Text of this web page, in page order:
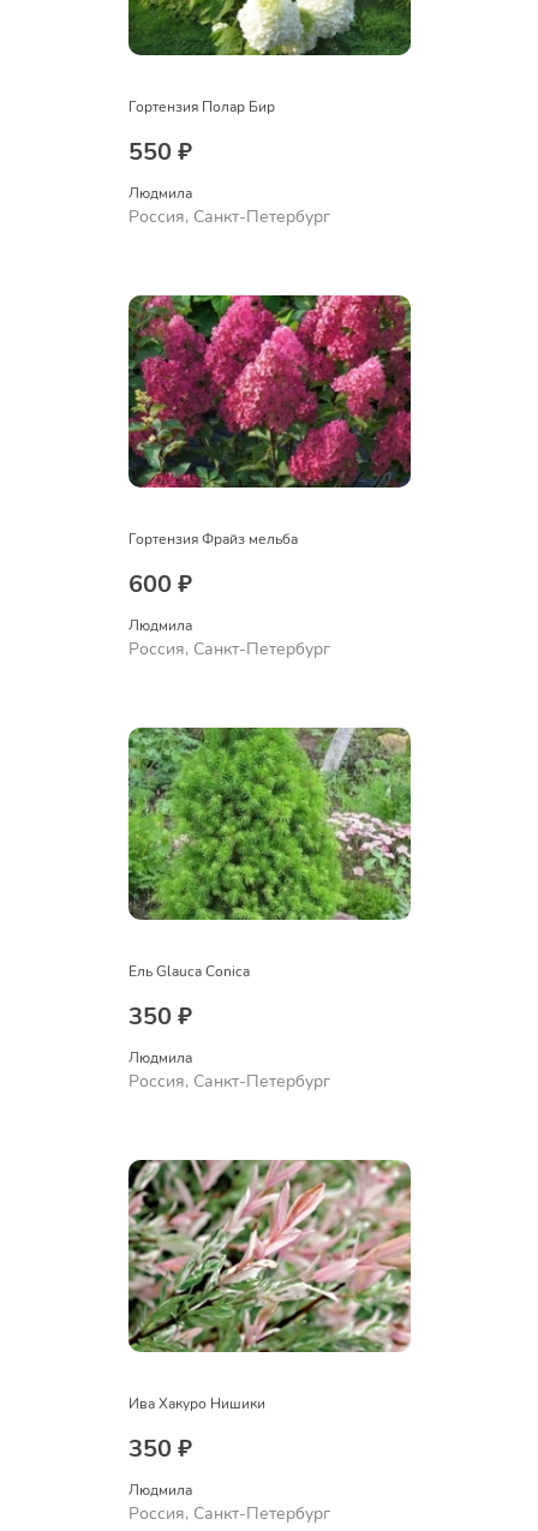
Гортензия Полар Бир
550 ₽
Людмила
Россия, Санкт-Петербург
Гортензия Фрайз мельба
600 ₽
Людмила
Россия, Санкт-Петербург
Ель Glauca Conica
350 ₽
Людмила
Россия, Санкт-Петербург
Ива Хакуро Нишики
350 ₽
Людмила
Россия, Санкт-Петербург